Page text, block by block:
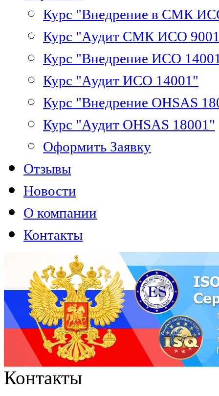
Курс "Внедрение в СМК
Курс "Аудит СМК ИСО
Курс "Внедрение ИСО
Курс "Аудит ИСО 14001"
Курс "Внедрение OHSAS
Курс "Аудит OHSAS 18001"
Оформить Заявку
Отзывы
Новости
О компании
Контакты
Контакты